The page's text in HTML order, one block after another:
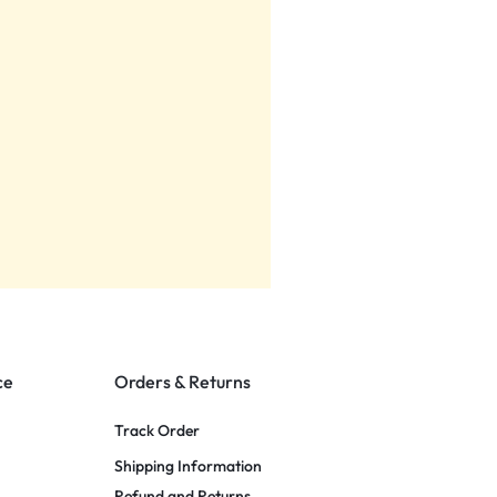
Orders & Returns
Track Order
Shipping Information